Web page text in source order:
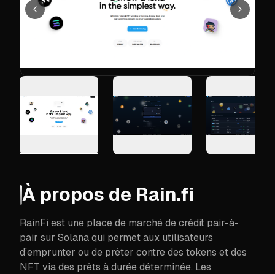
Précédent Suivant
À propos de Rain.fi
RainFi est une place de marché de crédit pair-à-
pair sur Solana qui permet aux utilisateurs
d’emprunter ou de prêter contre des tokens et des
NFT via des prêts à durée déterminée. Les